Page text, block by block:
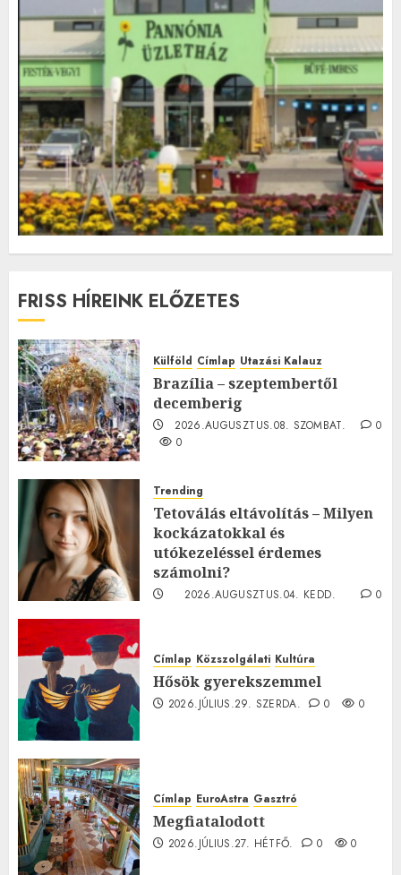
FRISS HÍREINK ELŐZETES
Külföld Címlap Utazási Kalauz
Brazília – szeptembertől
decemberig
2026.AUGUSZTUS.08. SZOMBAT.
0
0
Trending
Tetoválás eltávolítás – Milyen
kockázatokkal és
utókezeléssel érdemes
számolni?
2026.AUGUSZTUS.04. KEDD.
0
Címlap Közszolgálati Kultúra
Hősök gyerekszemmel
2026.JÚLIUS.29. SZERDA. 0 0
Címlap EuroAstra Gasztró
Megfiatalodott
2026.JÚLIUS.27. HÉTFŐ. 0 0